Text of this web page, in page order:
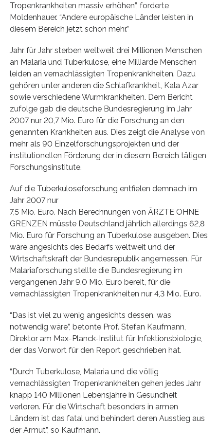
Tropenkrankheiten massiv erhöhen”, forderte
Moldenhauer. “Andere europäische Länder leisten in
diesem Bereich jetzt schon mehr.”
Jahr für Jahr sterben weltweit drei Millionen Menschen
an Malaria und Tuberkulose, eine Milliarde Menschen
leiden an vernachlässigten Tropenkrankheiten. Dazu
gehören unter anderen die Schlafkrankheit, Kala Azar
sowie verschiedene Wurmkrankheiten. Dem Bericht
zufolge gab die deutsche Bundesregierung im Jahr
2007 nur 20,7 Mio. Euro für die Forschung an den
genannten Krankheiten aus. Dies zeigt die Analyse von
mehr als 90 Einzelforschungsprojekten und der
institutionellen Förderung der in diesem Bereich tätigen
Forschungsinstitute.
Auf die Tuberkuloseforschung entfielen demnach im
Jahr 2007 nur
7,5 Mio. Euro. Nach Berechnungen von ÄRZTE OHNE
GRENZEN müsste Deutschland jährlich allerdings 62,8
Mio. Euro für Forschung an Tuberkulose ausgeben. Dies
wäre angesichts des Bedarfs weltweit und der
Wirtschaftskraft der Bundesrepublik angemessen. Für
Malariaforschung stellte die Bundesregierung im
vergangenen Jahr 9,0 Mio. Euro bereit, für die
vernachlässigten Tropenkrankheiten nur 4,3 Mio. Euro.
“Das ist viel zu wenig angesichts dessen, was
notwendig wäre”, betonte Prof. Stefan Kaufmann,
Direktor am Max-Planck-Institut für Infektionsbiologie,
der das Vorwort für den Report geschrieben hat.
“Durch Tuberkulose, Malaria und die völlig
vernachlässigten Tropenkrankheiten gehen jedes Jahr
knapp 140 Millionen Lebensjahre in Gesundheit
verloren. Für die Wirtschaft besonders in armen
Ländern ist das fatal und behindert deren Ausstieg aus
der Armut”, so Kaufmann.